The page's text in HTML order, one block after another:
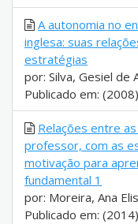
A autonomia no
inglesa: suas
estratégias
por: Silva, Gesiel de
Publicado em: (2008)
Relações entre
professor, com as
motivação para
fundamental 1
por: Moreira, Ana
Publicado em: (2014)